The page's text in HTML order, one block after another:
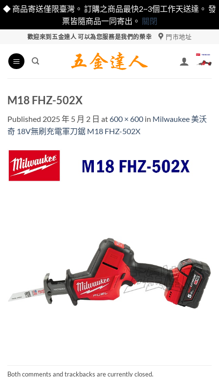
◆ 商品寄送僅限臺灣。 訂購之商品最快2~3個工作天送達。 發
票皆隨商品一同寄出。 關閉
content
歡迎來到五金達人 可以為您服務是我們的榮幸 門市地址
M18 FHZ-502X
Published 2025 年 5 月 2 日 at600 × 600 in Milwaukee 美沃
奇 18V無刷充電軍刀鋸 M18 FHZ-502X
Both comments and trackbacks are currently closed.